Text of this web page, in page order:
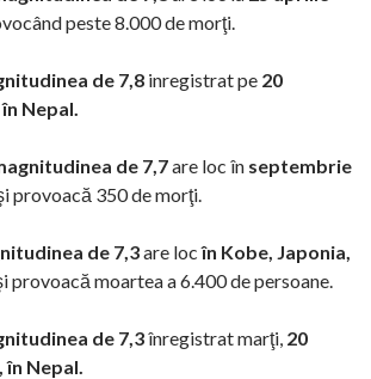
peste 8.000 de morţi.
de 7,8 inregistrat pe 20
Nepal.
de 7,7are loc în septembrie
provoacă 350 de morţi.
de 7,3are locîn Kobe, Japonia,
provoacă moartea a 6.400 de persoane.
de 7,3înregistrat marţi, 20
în Nepal.